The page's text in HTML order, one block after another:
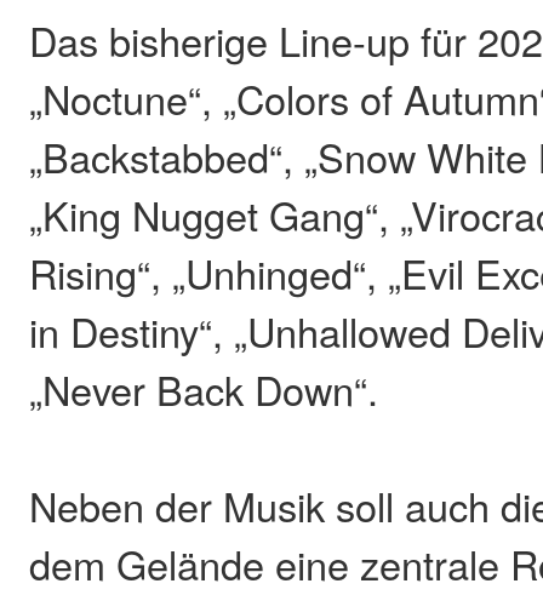
Das bisherige Line-up für
„Noctune“, „Colors of
„Backstabbed“, „Snow White
„King Nugget Gang“,
Rising“, „Unhinged“, „Evil
in Destiny“, „Unhallowed
„Never Back Down“.
Neben der Musik soll auch
dem Gelände eine zentrale